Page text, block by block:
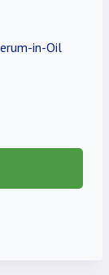
in-Oil